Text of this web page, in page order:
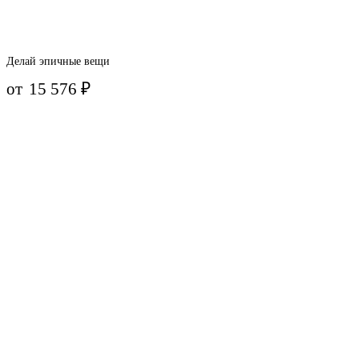
Делай эпичные вещи
от 15 576₽